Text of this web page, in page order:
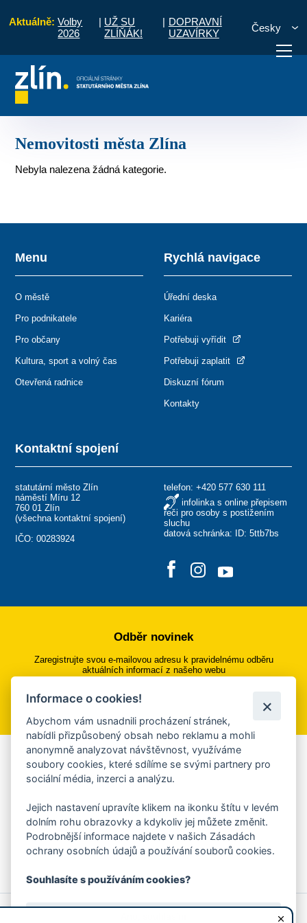
Aktuálně: Volby
2026
| UŽ SU
ZLÍŇÁK!
| DOPRAVNÍ
UZAVÍRKY
Česky
vyřídit Potřebuji zaplatit
Nemovitosti města Zlína
Nebyla nalezena žádná kategorie.
Kontaktní spojení
statutární město Zlín
náměstí Míru 12
760 01 Zlín
(všechna kontaktní spojení)
IČO: 00283924
telefon: +420 577 630 111
infolinka s online přepisem
řeči pro osoby s postižením
sluchu
datová schránka: ID: 5ttb7bs
Menu
O městě
Pro podnikatele
Pro občany
Kultura, sport a volný čas
Otevřená radnice
Rychlá navigace
Úřední deska
Kariéra
Potřebuji vyřídit
Potřebuji zaplatit
Diskuzní fórum
Kontakty
Odběr novinek
Zaregistrujte svou e-mailovou adresu k pravidelnému odběru
aktuálních informací z našeho webu
Přihlásit se k odběru
Aplikace Mobilní rozhlas
Chcete dostávat do svého mobilu či mailu upozornění na
ankety, pozvánky na kulturní a sportovní akce?
Více informací o aplikaci
© 2026 Magistrát města Zlína
Prohlášení o používání cookies
Informace o cookies!
Abychom vám usnadnili procházení stránek,
nabídli přizpůsobený obsah nebo reklamu a mohli
anonymně analyzovat návštěvnost, využíváme
soubory cookies, které sdílíme se svými partnery pro
sociální média, inzerci a analýzu.
Jejich nastavení upravíte klikem na ikonku štítu v levém
dolním rohu obrazovky a kdykoliv jej můžete změnit.
Podrobnější informace najdete v našich Zásadách
ochrany osobních údajů a používání souborů cookies.
Souhlasíte s používáním cookies?